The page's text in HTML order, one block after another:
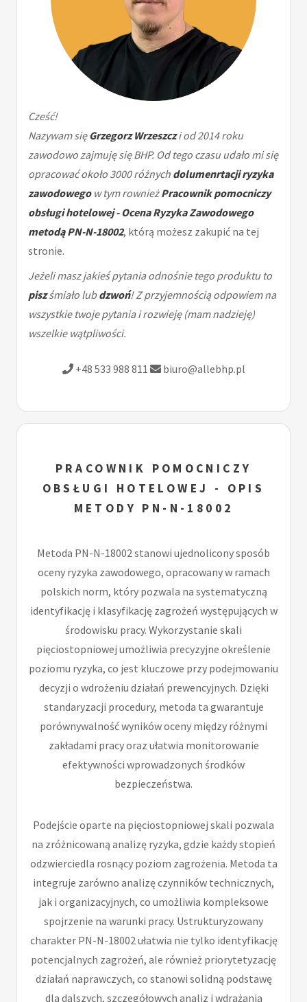
Cześć!
Nazywam sięGrzegorz Wrzeszczi od 2014 roku
zawodowo zajmuję się BHP. Od tego czasu udało mi się
opracować około 3000 różnych dolumenrtacji ryzyka
zawodowegow tym rownieżPracownik pomocniczy
obsługi hotelowej - Ocena Ryzyka Zawodowego
metodą PN-N-18002, którą możesz zakupić na tej
stronie.
Jeżeli masz jakieś pytania odnośnie tego produktu to
piszśmiało lubdzwoń! Z przyjemnością odpowiem na
wszystkie twoje pytania i rozwieję (mam nadzieję)
wszelkie wątpliwości.
+48 533 988 811 biuro@allebhp.pl
PRACOWNIK POMOCNICZY
OBSŁUGI HOTELOWEJ - OPIS
METODY PN-N-18002
Metoda PN-N-18002 stanowi ujednolicony sposób
oceny ryzyka zawodowego, opracowany w ramach
polskich norm, który pozwala na systematyczną
identyfikację i klasyfikację zagrożeń występujących w
środowisku pracy. Wykorzystanie skali
pięciostopniowej umożliwia precyzyjne określenie
poziomu ryzyka, co jest kluczowe przy podejmowaniu
decyzji o wdrożeniu działań prewencyjnych. Dzięki
standaryzacji procedury, metoda ta gwarantuje
porównywalność wyników oceny między różnymi
zakładami pracy oraz ułatwia monitorowanie
efektywności wprowadzonych środków
bezpieczeństwa.
Podejście oparte na pięciostopniowej skali pozwala
na zróżnicowaną analizę ryzyka, gdzie każdy stopień
odzwierciedla rosnący poziom zagrożenia. Metoda ta
integruje zarówno analizę czynników technicznych,
jak i organizacyjnych, co umożliwia kompleksowe
spojrzenie na warunki pracy. Ustrukturyzowany
charakter PN-N-18002 ułatwia nie tylko identyfikację
potencjalnych zagrożeń, ale również priorytetyzację
działań naprawczych, co stanowi solidną podstawę
dla dalszych, szczegółowych analiz i wdrażania